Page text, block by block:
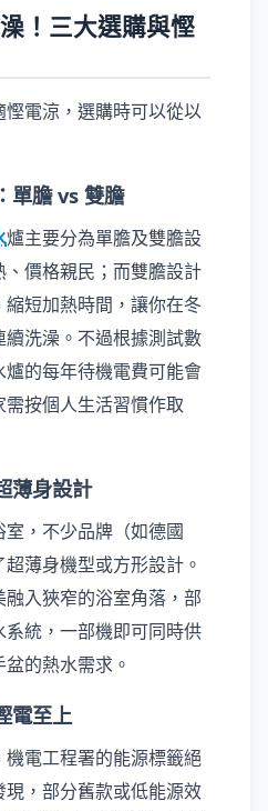
！三大選購與慳
電涼，選購時可以從以
單膽 vs 雙膽
爐主要分為單膽及雙膽設
價格親民；而雙膽設計
短加熱時間，讓你在冬
洗澡。不過根據測試數
的每年待機電費可能會
按個人生活習慣作取
薄身設計
，不少品牌（如德國
薄身機型或方形設計。
入狹窄的浴室角落，部
統，一部機即可同時供
的熱水需求。
電至上
電工程署的能源標籤絕
，部分舊款或低能源效